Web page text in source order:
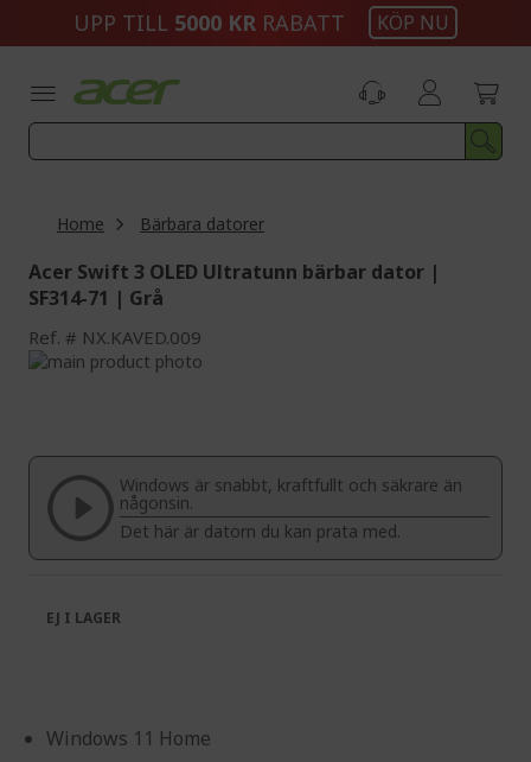
UPP TILL 5000 KR RABATT KÖP NU
Home Bärbara datorer
Acer Swift 3 OLED Ultratunn bärbar dator |
SF314-71 | Grå
Ref. NX.KAVED.009
Skip
of
images
gallery
beginning
the
images
gallery
Windows är snabbt, kraftfullt och säkrare än
någonsin.
Det här är datorn du kan prata med.
Windows 11 Home
EJ I LAGER